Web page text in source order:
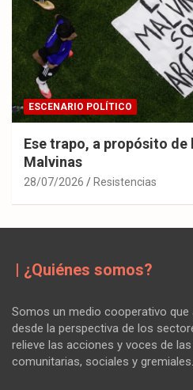
ESCENARIO POLÍTICO
Ese trapo, a propósito de
Malvinas
28/07/2026 Resistencias
| ¿Quiénes somos?
Somos un medio cooperativo
desde la perspectiva de los
relieve las acciones y voces de
comunitarias, sociales y gremiales.